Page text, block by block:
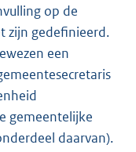
op de
zijn gedefinieerd.
een
gemeentelijke
daarvan).